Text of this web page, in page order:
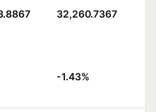
32,260.7367
-1.43%